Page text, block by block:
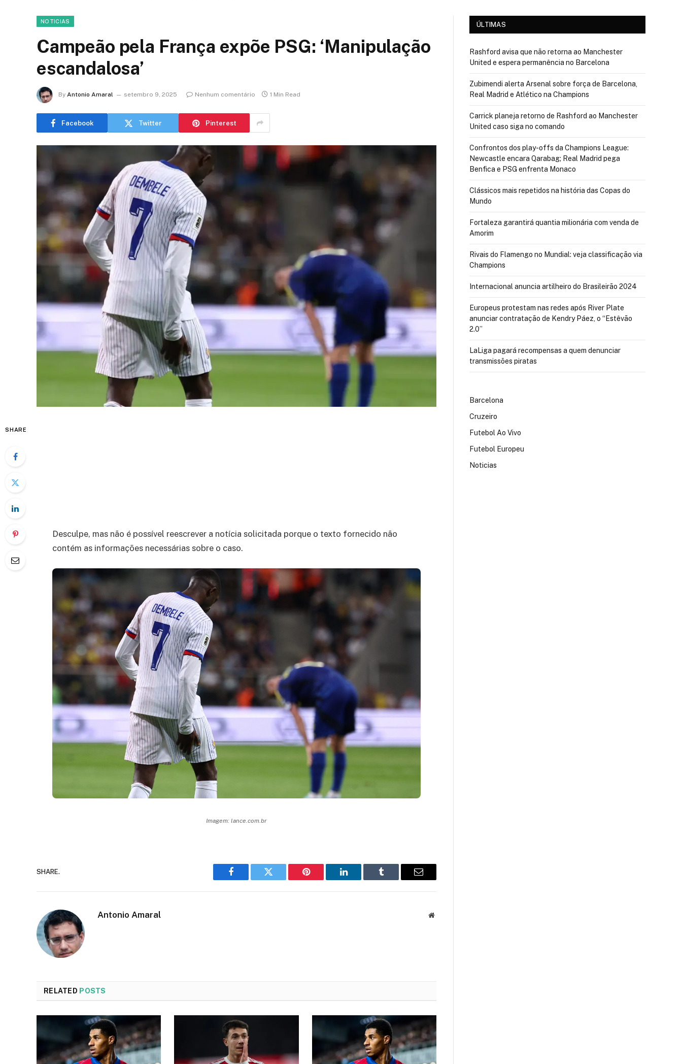
NOTICIAS
Campeão pela França expõe PSG: ‘Manipulação
escandalosa’
By Antonio Amaral setembro 9, 2025 Nenhum comentário 1 Min Read
Facebook Twitter Pinterest
SHARE
Desculpe, mas não é possível reescrever a notícia solicitada porque o texto fornecido não
contém as informações necessárias sobre o caso.
Imagem: lance.com.br
SHARE.
Facebook Twitter Pinterest LinkedIn Tumblr Email
Antonio Amaral Website
RELATED POSTS
ÚLTIMAS
Rashford avisa que não retorna ao Manchester
United e espera permanência no Barcelona
Zubimendi alerta Arsenal sobre força de Barcelona,
Real Madrid e Atlético na Champions
Carrick planeja retorno de Rashford ao Manchester
United caso siga no comando
Confrontos dos play-offs da Champions League:
Newcastle encara Qarabag; Real Madrid pega
Benfica e PSG enfrenta Monaco
Clássicos mais repetidos na história das Copas do
Mundo
Fortaleza garantirá quantia milionária com venda de
Amorim
Rivais do Flamengo no Mundial: veja classificação via
Champions
Internacional anuncia artilheiro do Brasileirão 2024
Europeus protestam nas redes após River Plate
anunciar contratação de Kendry Páez, o “Estêvão
2.0”
LaLiga pagará recompensas a quem denunciar
transmissões piratas
Barcelona
Cruzeiro
Futebol Ao Vivo
Futebol Europeu
Noticias